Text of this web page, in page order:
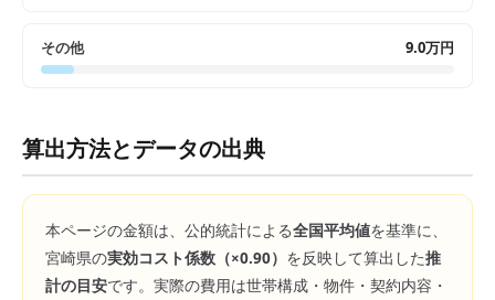
その他 9.0万円
算出方法とデータの出典
本ページの金額は、公的統計による全国平均値を基準に、
宮崎県の実効コスト係数（×0.90） を反映して算出した推
計の目安です。実際の費用は世帯構成・物件・契約内容・